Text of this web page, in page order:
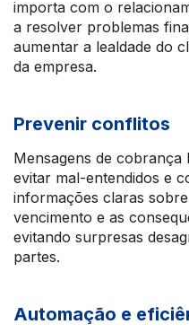
importa com o
a resolver problemas
aumentar a lealdade do
da empresa.
Prevenir conflitos
Mensagens de
evitar mal-entendidos e
informações claras
vencimento e as
evitando surpresas
partes.
Automação e